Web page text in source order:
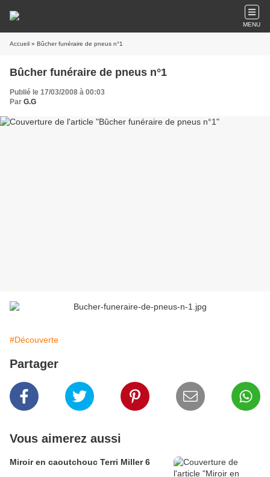
MENU
Accueil » Bûcher funéraire de pneus n°1
Bûcher funéraire de pneus n°1
Publié le 17/03/2008 à 00:03
Par G.G
#Découverte
Partager
Vous aimerez aussi
Miroir en caoutchouc Terri Miller 6